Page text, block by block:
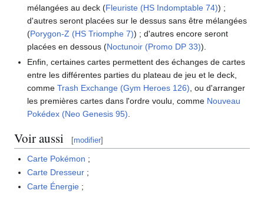
mélangées au deck (Fleuriste (HS Indomptable 74)) ;
d'autres seront placées sur le dessus sans être mélangées
(Porygon-Z (HS Triomphe 7)) ; d'autres encore seront
placées en dessous (Noctunoir (Promo DP 33)).
Enfin, certaines cartes permettent des échanges de cartes
entre les différentes parties du plateau de jeu et le deck,
commeTrash Exchange (Gym Heroes 126) , ou d'arranger
les premières cartes dans l'ordre voulu, comme Nouveau
Pokédex (Neo Genesis 95)
Voir aussi [modifier]
Carte Pokémon ;
Carte Dresseur ;
Carte Énergie ;